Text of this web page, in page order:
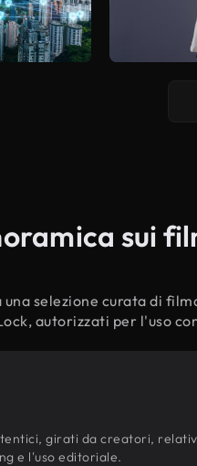
sui
una selezione curata di
autorizzati per l'uso
girati da creatori,
e l'uso editoriale.